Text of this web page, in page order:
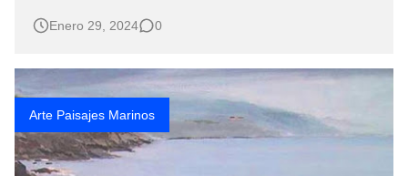
Pintura Paisaje Marino Óleo Sobre Lienzo PAISAJE
que Captura la Esencia…
Enero 29, 2024 0
Arte Paisajes Marinos